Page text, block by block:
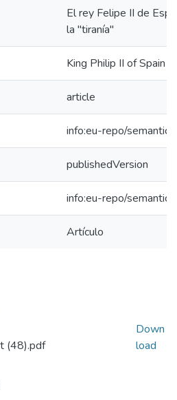
El rey Felipe II de
la "tiranía"
King Philip II of Spain
article
info:eu-repo/
publishedVersion
info:eu-repo/
Artículo
(48).pdf
Down
load